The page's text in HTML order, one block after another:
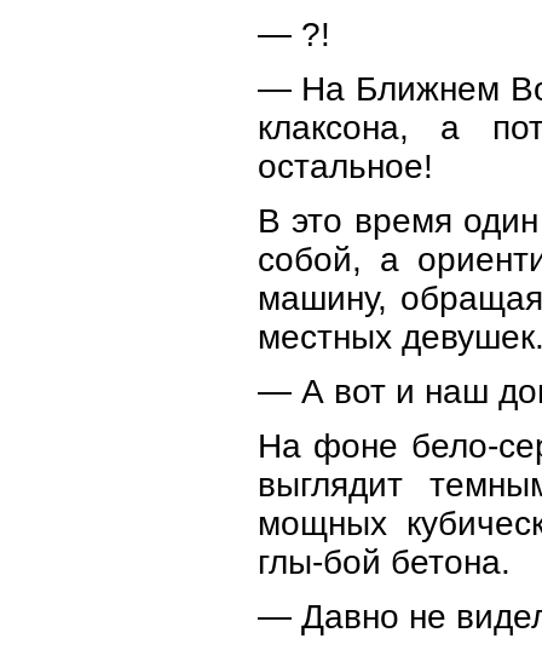
— ?!
— На Ближнем
клаксона, а
остальное!
В это время
собой, а
машину,
местных
— А вот и наш
На фоне бело-
выглядит
мощных
глы-бой бетона.
— Давно не видел